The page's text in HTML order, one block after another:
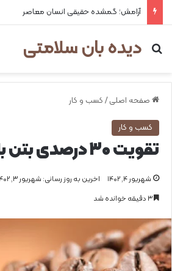
آرامش؛ گمشده حقیقی انسان معاصر
دیده بان سلامتی
جستجو برای
صفحه اصلی / کسب و کار
کسب و کار
تقویت ۳۰ درصدی بتن با تفاله قهوه!
شهریور ۴, ۱۴۰۲ اخرین به روز رسانی: شهریور ۳, ۱۴۰۲